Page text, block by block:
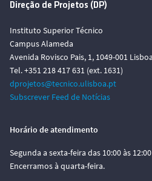
Direção de Projetos (DP)
Instituto Superior Técnico
Campus Alameda
Avenida Rovisco Pais, 1, 1049-001 Lisboa
Tel. +351 218 417 631 (ext. 1631)
dprojetos@tecnico.ulisboa.pt
Subscrever Feed de Notícias
Horário de atendimento
Segunda a sexta-feira das 10:00 às
Encerramos à quarta-feira.